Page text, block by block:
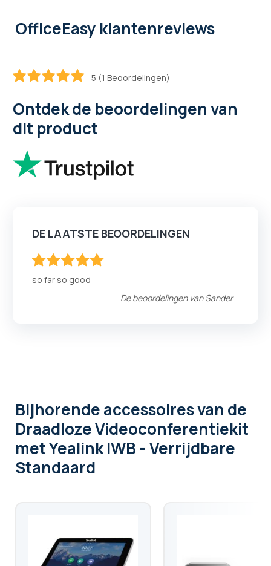
OfficeEasy klantenreviews
5 (1 Beoordelingen)
Ontdek de beoordelingen van
dit product
DE LAATSTE BEOORDELINGEN
so far so good
De beoordelingen vanSander
Bijhorende accessoiresvan de
Draadloze Videoconferentiekit
met Yealink IWB - Verrijdbare
Standaard